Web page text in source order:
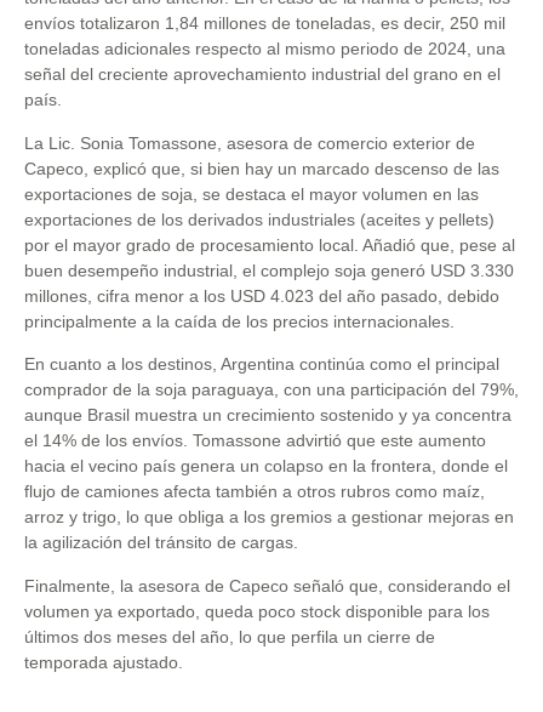
envíos totalizaron 1,84 millones de toneladas, es decir, 250 mil
toneladas adicionales respecto al mismo periodo de 2024, una
señal del creciente aprovechamiento industrial del grano en el
país.
La Lic. Sonia Tomassone, asesora de comercio exterior de
Capeco, explicó que, si bien hay un marcado descenso de las
exportaciones de soja, se destaca el mayor volumen en las
exportaciones de los derivados industriales (aceites y pellets)
por el mayor grado de procesamiento local. Añadió que, pese al
buen desempeño industrial, el complejo soja generó USD 3.330
millones, cifra menor a los USD 4.023 del año pasado, debido
principalmente a la caída de los precios internacionales.
En cuanto a los destinos, Argentina continúa como el principal
comprador de la soja paraguaya, con una participación del 79%,
aunque Brasil muestra un crecimiento sostenido y ya concentra
el 14% de los envíos. Tomassone advirtió que este aumento
hacia el vecino país genera un colapso en la frontera, donde el
flujo de camiones afecta también a otros rubros como maíz,
arroz y trigo, lo que obliga a los gremios a gestionar mejoras en
la agilización del tránsito de cargas.
Finalmente, la asesora de Capeco señaló que, considerando el
volumen ya exportado, queda poco stock disponible para los
últimos dos meses del año, lo que perfila un cierre de
temporada ajustado.